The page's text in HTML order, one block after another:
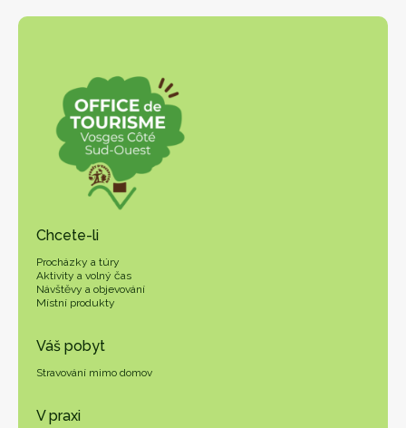
Chcete-li
Procházky a túry
Aktivity a volný čas
Návštěvy a objevování
Místní produkty
Váš pobyt
Stravování mimo domov
V praxi